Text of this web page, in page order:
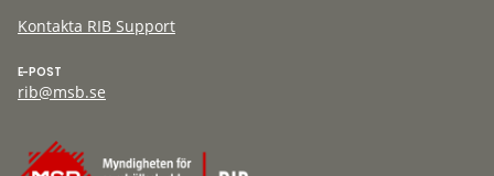
Kontakta RIB Support
E-POST
rib@msb.se